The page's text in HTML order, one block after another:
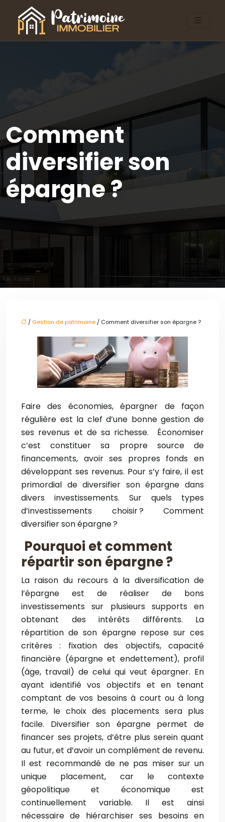
Comment
diversifier son
épargne ?
/ Gestion de patrimoine / Comment diversifier son épargne ?
Faire des économies, épargner de façon
régulière est la clef d’une bonne gestion de
ses revenus et de sa richesse. Économiser
c’est constituer sa propre source de
financements, avoir ses propres fonds en
développant ses revenus. Pour s’y faire, il est
primordial de diversifier son épargne dans
divers investissements. Sur quels types
d’investissements choisir ? Comment
diversifier son épargne ?
Pourquoi et comment
répartir son épargne ?
La raison du recours à la diversification de
l’épargne est de réaliser de bons
investissements sur plusieurs supports en
obtenant des intérêts différents. La
répartition de son épargne repose sur ces
critères : fixation des objectifs, capacité
financière (épargne et endettement), profil
(âge, travail) de celui qui veut épargner. En
ayant identifié vos objectifs et en tenant
comptant de vos besoins à court ou à long
terme, le choix des placements sera plus
facile. Diversifier son épargne permet de
financer ses projets, d’être plus serein quant
au futur, et d’avoir un complément de revenu.
Il est recommandé de ne pas miser sur un
unique placement, car le contexte
géopolitique et économique est
continuellement variable. Il est ainsi
nécessaire de hiérarchiser ses besoins en